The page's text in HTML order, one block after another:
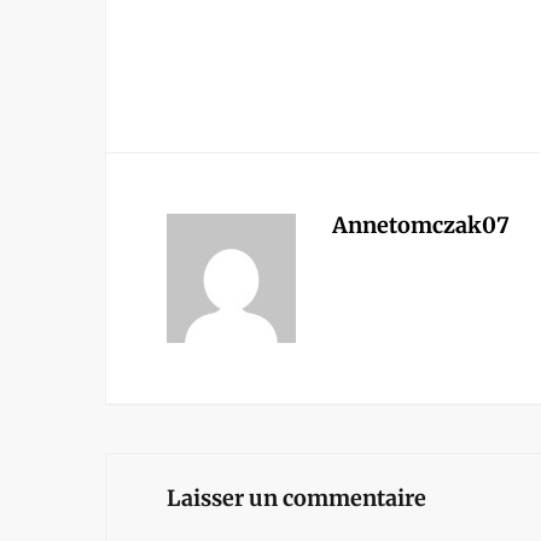
Annetomczak07
Laisser un commentaire